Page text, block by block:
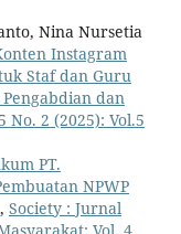
Nina Nursetia
Instagram
Staf dan Guru
dan
No. 2 (2025): Vol.5
PT.
NPWP
, Society : Jurnal